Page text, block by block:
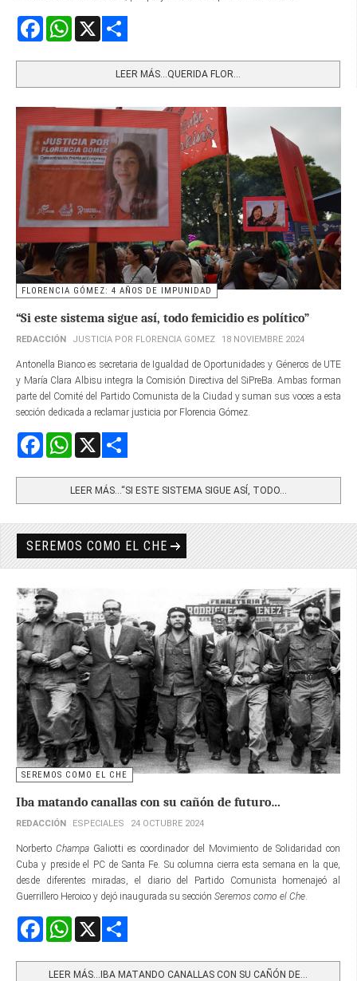
FacebookWhatsApp
LEER MÁS…QUERIDA FLOR…
FLORENCIA GÓMEZ: 4 AÑOS DE IMPUNIDAD
“Si este sistema sigue así, todo femicidio es político”
REDACCIÓN JUSTICIA POR FLORENCIA GOMEZ 18 NOVIEMBRE 2024
Antonella Bianco es secretaria de Igualdad de Oportunidades y Géneros de UTE
y María Clara Albisu integra la Comisión Directiva del SiPreBa. Ambas forman
parte del Comité del Partido Comunista de la Ciudad y suman sus voces a esta
sección dedicada a reclamar justicia por Florencia Gómez.
FacebookWhatsApp
LEER MÁS…“SI ESTE SISTEMA SIGUE ASÍ, TODO...
SEREMOS COMO EL CHE
SEREMOS COMO EL CHE
Iba matando canallas con su cañón de futuro…
REDACCIÓN ESPECIALES 24 OCTUBRE 2024
Norberto Champa Galiotti es coordinador del Movimiento de Solidaridad con
Cuba y preside el PC de Santa Fe. Su columna cierra esta semana en la que,
desde diferentes miradas, el diario del Partido Comunista homenajeó al
Guerrillero Heroico y dejó inaugurada su sección Seremos como el Che
FacebookWhatsApp
LEER MÁS…IBA MATANDO CANALLAS CON SU CAÑÓN DE...